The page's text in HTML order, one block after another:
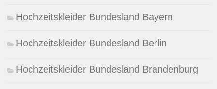
Hochzeitskleider Bundesland Bayern
Hochzeitskleider Bundesland Berlin
Hochzeitskleider Bundesland Brandenburg